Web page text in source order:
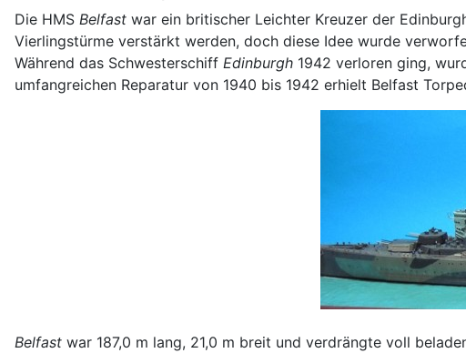
Die HMS Belfast war ein britischer Leichter Kreuzer der
Vierlingstürme verstärkt werden, doch diese Idee wurde
Während das Schwesterschiff Edinburgh 1942 verloren ging,
umfangreichen Reparatur von 1940 bis 1942 erhielt Belfast
Belfast war 187,0 m lang, 21,0 m breit und verdrängte voll